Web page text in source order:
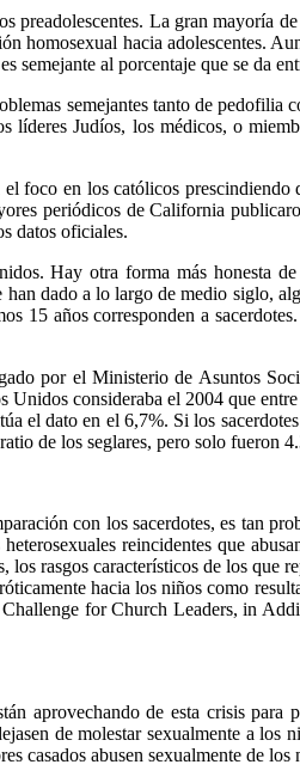
La gran mayoría
hacia adolescentes.
al porcentaje que se da
semejantes tanto de pedofilia
Judíos, los médicos, o
foco en los católicos prescindiendo
periódicos de California
datos oficiales.
Hay otra forma más honesta
dado a lo largo de medio siglo,
años corresponden a
por el Ministerio de Asuntos
consideraba el 2004 que
el dato en el 6,7%. Si los
de los seglares, pero solo fueron
con los sacerdotes, es tan
reincidentes que
rasgos característicos de los que
hacia los niños como
for Church Leaders, in
aprovechando de esta crisis para
de molestar sexualmente a los
casados abusen sexualmente de